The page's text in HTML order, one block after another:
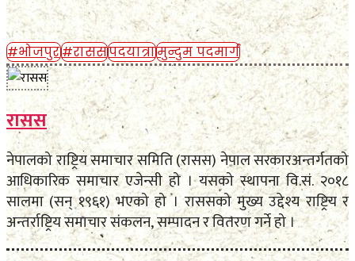
#भोजपुर#राससपदयात्रामुन्दुम पदमार्ग
रासस
नेपालको राष्ट्रिय समाचार समिति (रासस) नेपाल सरकारअन्तर्गतको
आधिकारिक समाचार एजेन्सी हो । यसको स्थापना वि.सं. २०१८
सालमा (सन् १९६१) भएको हो । राससको मुख्य उद्देश्य राष्ट्रिय र
अन्तर्राष्ट्रिय समाचार संकलन, सम्पादन र वितरण गर्ने हो ।